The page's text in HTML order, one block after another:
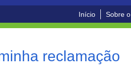
Início Sobre
reclamação